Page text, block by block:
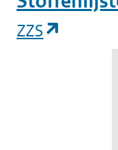
ZZS